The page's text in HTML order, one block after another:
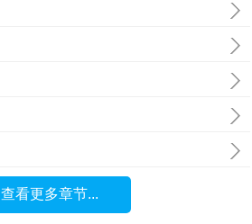
查看更多章节...